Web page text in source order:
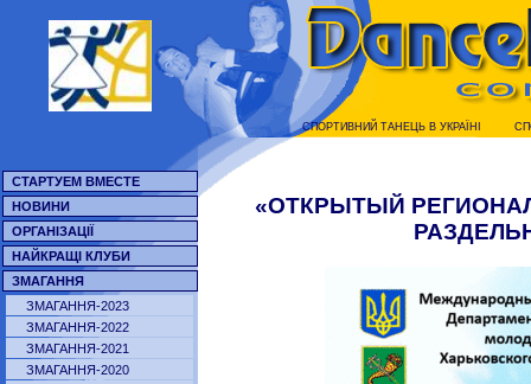
СТАРТУЕМ ВМЕСТЕ
НОВИНИ
ОРГАНІЗАЦІЇ
НАЙКРАЩІ КЛУБИ
ЗМАГАННЯ
ЗМАГАННЯ-2023
ЗМАГАННЯ-2022
ЗМАГАННЯ-2021
ЗМАГАННЯ-2020
СПОРТИВНИЙ ТАНЕЦЬ В УКРАЇНI
«ОТКРЫТЫЙ